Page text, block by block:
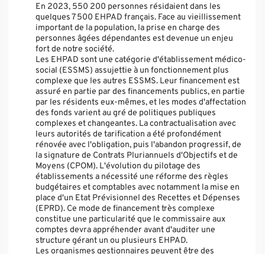
En 2023, 550 200 personnes résidaient dans les
quelques 7 500 EHPAD français. Face au vieillissement
important de la population, la prise en charge des
personnes âgées dépendantes est devenue un enjeu
fort de notre société.
Les EHPAD sont une catégorie d'établissement médico-
social (ESSMS) assujettie à un fonctionnement plus
complexe que les autres ESSMS. Leur financement est
assuré en partie par des financements publics, en partie
par les résidents eux-mêmes, et les modes d'affectation
des fonds varient au gré de politiques publiques
complexes et changeantes. La contractualisation avec
leurs autorités de tarification a été profondément
rénovée avec l'obligation, puis l'abandon progressif, de
la signature de Contrats Pluriannuels d'Objectifs et de
Moyens (CPOM). L'évolution du pilotage des
établissements a nécessité une réforme des règles
budgétaires et comptables avec notamment la mise en
place d'un Etat Prévisionnel des Recettes et Dépenses
(EPRD). Ce mode de financement très complexe
constitue une particularité que le commissaire aux
comptes devra appréhender avant d'auditer une
structure gérant un ou plusieurs EHPAD.
Les organismes gestionnaires peuvent être des